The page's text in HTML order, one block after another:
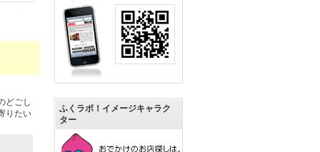
どごし
りたい
ふくラボ！イメージキャラク
ター